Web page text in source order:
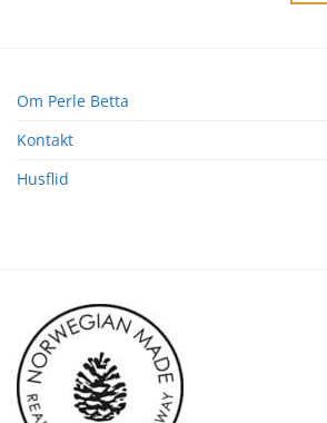
Om Perle Betta
Kontakt
Husflid